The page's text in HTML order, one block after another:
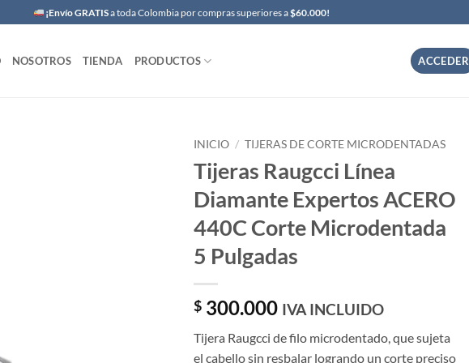
¡Envío GRATISa toda Colombia por compras superiores a$60.000!
NOSOTROS TIENDA PRODUCTOS ACCEDER
INICIO / TIJERAS DE CORTE MICRODENTADAS
Tijeras Raugcci Línea
Diamante Expertos ACERO
440C Corte Microdentada
5 Pulgadas
$ 300.000 IVA INCLUIDO
Tijera Raugcci de filo microdentado, que sujeta
el cabello sin resbalar logrando un corte preciso